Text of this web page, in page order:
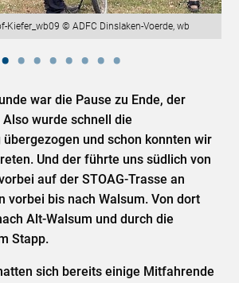
Kiefer_wb09 © ADFC Dinslaken-Voerde, wb
war die Pause zu Ende, der
Also wurde schnell die
übergezogen und schon konnten wir
Und der führte uns südlich von
auf der STOAG-Trasse an
vorbei bis nach Walsum. Von dort
Alt-Walsum und durch die
Stapp.
sich bereits einige Mitfahrende